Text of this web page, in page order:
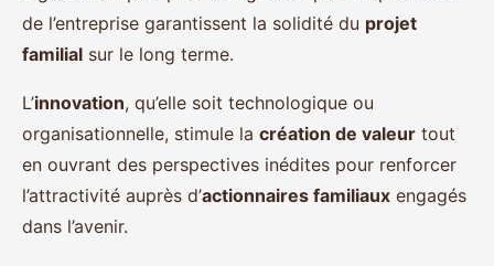
de l’entreprise garantissent la solidité du projet
familial sur le long terme.
L’innovation, qu’elle soit technologique ou
organisationnelle, stimule la création de valeur tout
en ouvrant des perspectives inédites pour renforcer
l’attractivité auprès d’actionnaires familiaux engagés
dans l’avenir.